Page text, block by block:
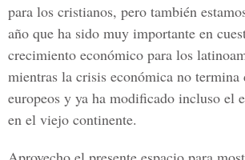
para los cristianos, pero también
año que ha sido muy importante en
crecimiento económico para los
mientras la crisis económica no termina
europeos y ya ha modificado incluso el
en el viejo continente.